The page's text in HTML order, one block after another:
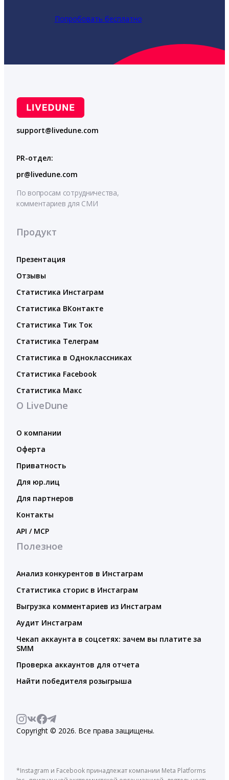
Попробовать бесплатно
support@livedune.com
PR-отдел:
pr@livedune.com
По вопросам сотрудничества,
комментариев для СМИ
Продукт
Презентация
Отзывы
Статистика Инстаграм
Статистика ВКонтакте
Статистика Тик Ток
Статистика Телеграм
Статистика в Одноклассниках
Статистика Facebook
Статистика Макс
О LiveDune
О компании
Оферта
Приватность
Для юр.лиц
Для партнеров
Контакты
API / MCP
Полезное
Анализ конкурентов в Инстаграм
Статистика сторис в Инстаграм
Выгрузка комментариев из Инстаграм
Аудит Инстаграм
Чекап аккаунта в соцсетях: зачем вы платите за
SMM
Проверка аккаунтов для отчета
Найти победителя розыгрыша
Copyright © 2026. Все права защищены.
*Instagram и Facebook принадлежат компании Meta Platforms